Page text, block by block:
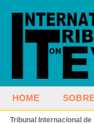
HOME
Tribunal Internacional de